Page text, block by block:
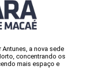
a nova sede
concentrando os
mais espaço e